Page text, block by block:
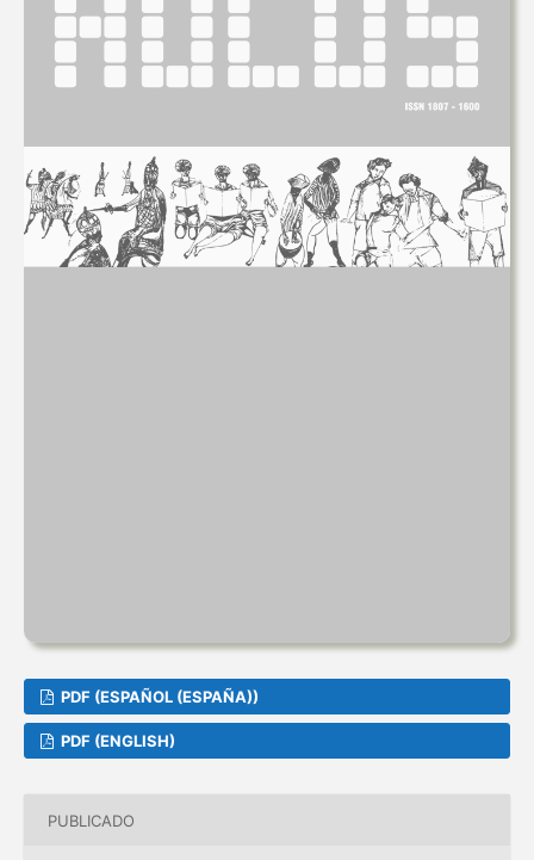
PDF (ESPAÑOL (ESPAÑA))
PDF (ENGLISH)
PUBLICADO